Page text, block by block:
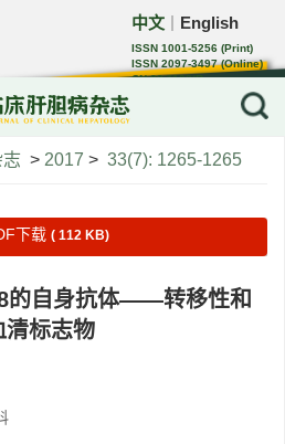
中文 English
ISSN 1001-5256 (Print)
ISSN 2097-3497 (Online)
CN 22-1108/R
志 > 2017 > 33(7): 1265-1265
下载 ( 112 KB)
的自身抗体——转移性和
清标志物